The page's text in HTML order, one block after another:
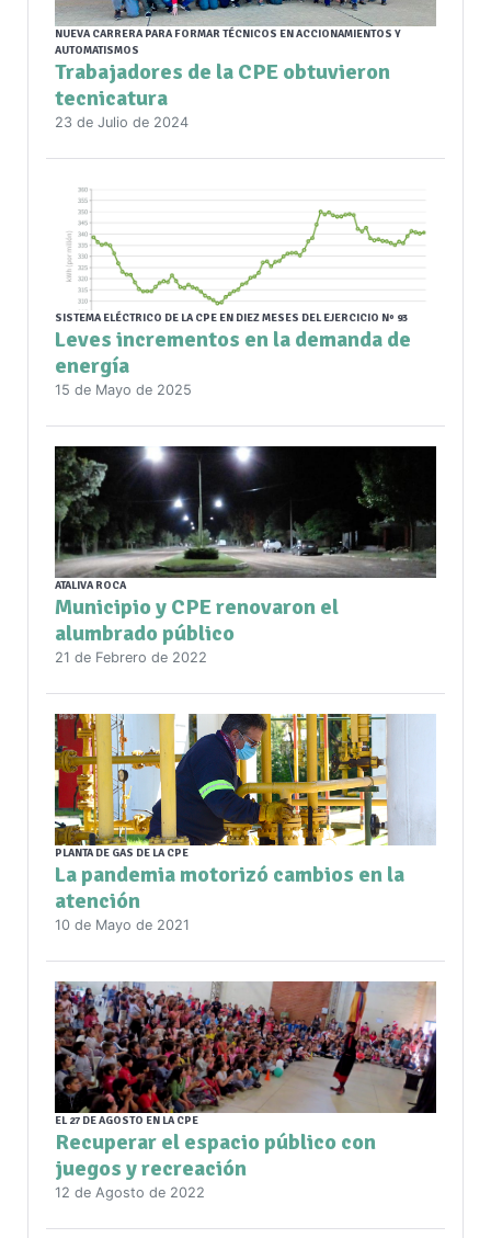
NUEVA CARRERA PARA FORMAR TÉCNICOS EN ACCIONAMIENTOS Y
AUTOMATISMOS
Trabajadores de la CPE obtuvieron
tecnicatura
23 de Julio de 2024
SISTEMA ELÉCTRICO DE LA CPE EN DIEZ MESES DEL EJERCICIO Nº 93
Leves incrementos en la demanda de
energía
15 de Mayo de 2025
ATALIVA ROCA
Municipio y CPE renovaron el
alumbrado público
21 de Febrero de 2022
PLANTA DE GAS DE LA CPE
La pandemia motorizó cambios en la
atención
10 de Mayo de 2021
EL 27 DE AGOSTO EN LA CPE
Recuperar el espacio público con
juegos y recreación
12 de Agosto de 2022